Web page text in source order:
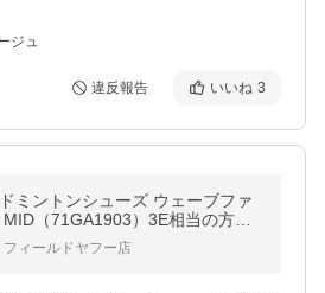
ジュ
違反報告 いいね 3
ミントンシューズ ウェーブファ
（71GA1903）3E相当の方向
クス 男女兼用 MIZUNO
フィールドヤフー店